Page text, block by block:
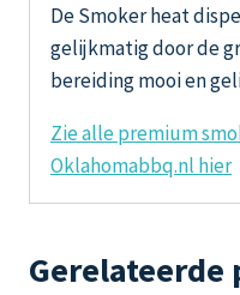
De Smoker heat
gelijkmatig door de
bereiding mooi en
Zie alle premium
Oklahomabbq.nl hier
Gerelateerde